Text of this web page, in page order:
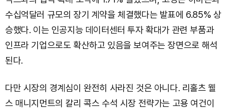
수십억달러 규모의 장기 계약을 체결했다는 발표에 6.85% 상
승했다. 이는 인공지능 데이터센터 투자 확대가 관련 부품과
인프라 기업으로도 확산하고 있음을 보여주는 장면으로 해석
된다.
다만 시장의 경계심이 완전히 사라진 것은 아니다. 리홀츠 웰
스 매니지먼트의 칼리 콕스 수석 시장 전략가는 고용 여건이